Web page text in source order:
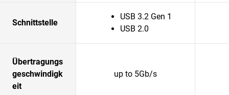
Schnittstelle
USB 3.2 Gen 1
USB 2.0
Übertragungs
geschwindigk
eit
up to 5Gb/s